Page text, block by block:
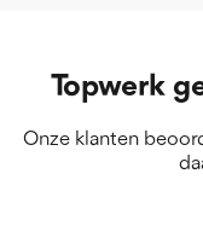
Topwerk
Onze klanten